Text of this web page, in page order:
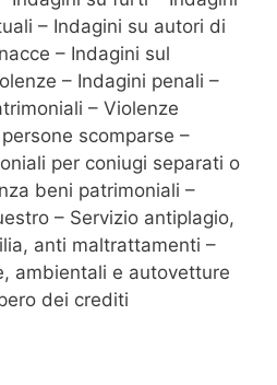
– Indagini su autori di
– Indagini sul
– Indagini penali –
– Violenze
scomparse –
per coniugi separati o
beni patrimoniali –
– Servizio antiplagio,
anti maltrattamenti –
ambientali e autovetture
dei crediti